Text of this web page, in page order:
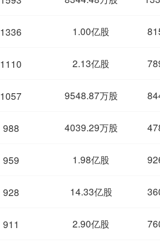
1336 1.00亿股
1110 2.13亿股
1057 9548.87万股
988 4039.29万股
959 1.98亿股
928 14.33亿股
911 2.90亿股